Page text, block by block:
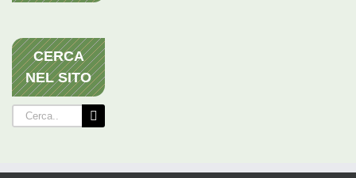
CERCA
NEL SITO
Cerca
per: